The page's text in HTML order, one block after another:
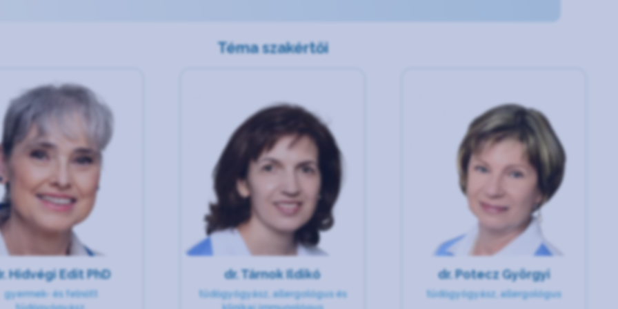
Téma szakértői
Hidvégi Edit PhD
gyermek- és felnőtt
dr. Tárnok Ildikó
tüdőgyógyász, allergológus és
dr. Potecz Györgyi
tüdőgyógyász, allergológus